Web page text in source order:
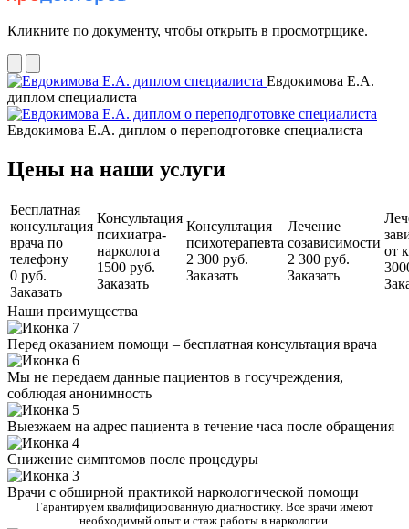
Кликните по документу, чтобы открыть в просмотрщике.
Евдокимова Е.А.
диплом специалиста
Евдокимова Е.А. диплом о переподготовке специалиста
Цены на наши услуги
Бесплатная
консультация
врача по
телефону
0 руб.
Заказать
Консультация
психиатра-
нарколога
1500 руб.
Заказать
Консультация
психотерапевта
2 300 руб.
Заказать
Лечение
созависимости
2 300 руб.
Заказать
от
Наши преимущества
Перед оказанием помощи – бесплатная консультация врача
Мы не передаем данные пациентов в госучреждения,
соблюдая анонимность
Выезжаем на адрес пациента в течение часа после обращения
Снижение симптомов после процедуры
Врачи с обширной практикой наркологической помощи
Гарантируем квалифицированную диагностику. Все врачи имеют
необходимый опыт и стаж работы в наркологии.